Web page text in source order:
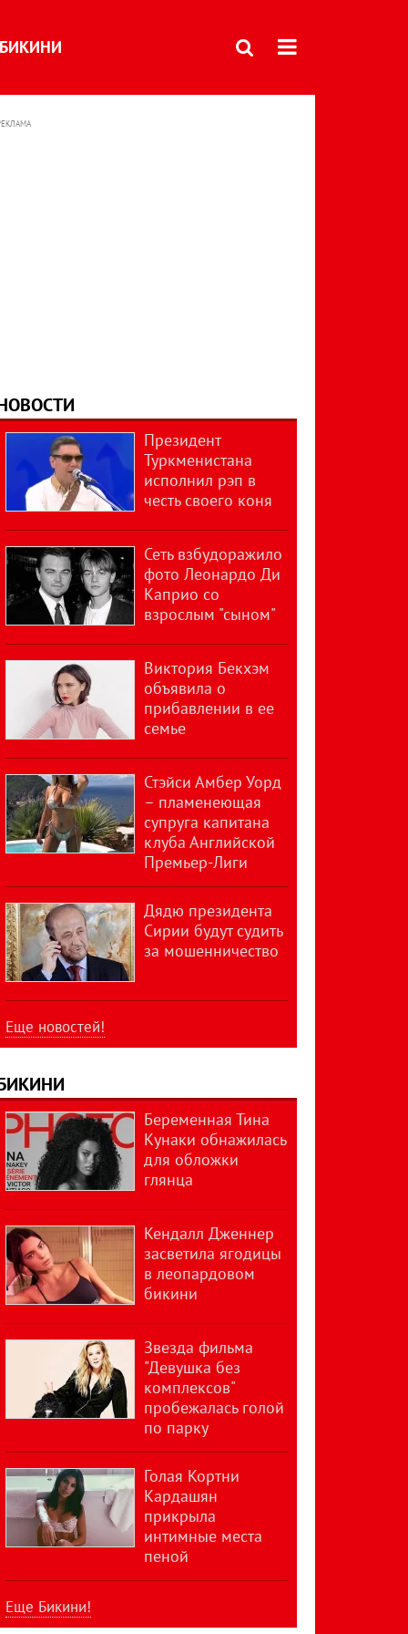
БИКИНИ
Президент
Туркменистана
исполнил рэп в
честь своего коня
Сеть взбудоражило
фото Леонардо Ди
Каприо со
взрослым "сыном"
Виктория Бекхэм
объявила о
прибавлении в ее
семье
Стэйси Амбер Уорд
– пламенеющая
супруга капитана
клуба Английской
Премьер-Лиги
Дядю президента
Сирии будут судить
за мошенничество
Еще новостей!
Беременная Тина
Кунаки обнажилась
для обложки
глянца
Кендалл Дженнер
засветила ягодицы
в леопардовом
бикини
Звезда фильма
"Девушка без
комплексов"
пробежалась голой
по парку
Голая Кортни
Кардашян
прикрыла
интимные места
пеной
Еще Бикини!